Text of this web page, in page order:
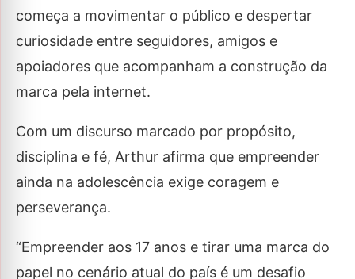
começa a movimentar o público e despertar
curiosidade entre seguidores, amigos e
apoiadores que acompanham a construção da
marca pela internet.
Com um discurso marcado por propósito,
disciplina e fé, Arthur afirma que empreender
ainda na adolescência exige coragem e
perseverança.
“Empreender aos 17 anos e tirar uma marca do
papel no cenário atual do país é um desafio